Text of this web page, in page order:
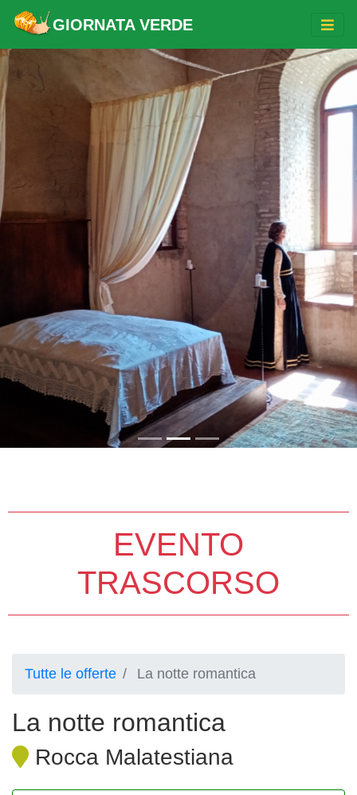
GIORNATA VERDE
EVENTO
TRASCORSO
Tutte le offerte La notte romantica
La notte romantica
Rocca Malatestiana